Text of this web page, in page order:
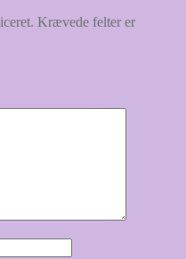
Krævede felter er